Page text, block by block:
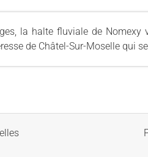
la halte fluviale de Nomexy
de Châtel-Sur-Moselle qui